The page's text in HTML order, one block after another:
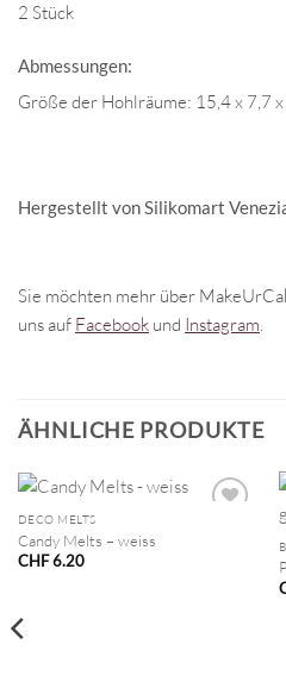
2 Stück
Abmessungen:
Größe der Hohlräume: 15,4 x 7,7
Hergestellt von Silikomart
Sie möchten mehr über
uns auf Facebook und Instagram.
ÄHNLICHE PRODUKTE
DECO MELTS
Candy Melts – weiss
CHF6.20